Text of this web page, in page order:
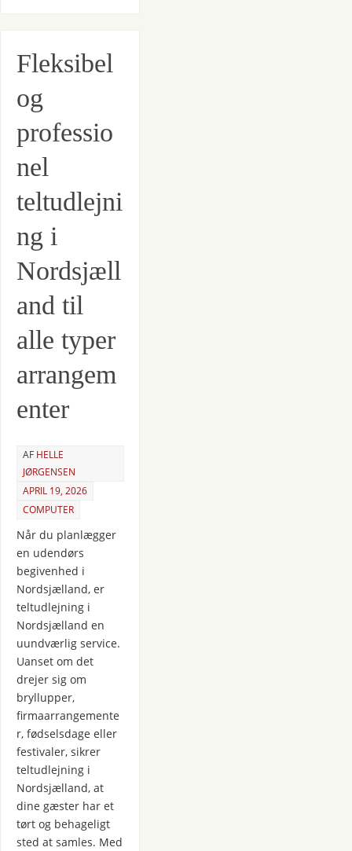
Fleksibel
og
professio
nel
teltudlejni
ng i
Nordsjæll
and til
alle typer
arrangem
enter
AF HELLE
JØRGENSEN
APRIL 19, 2026
COMPUTER
Når du planlægger
en udendørs
begivenhed i
Nordsjælland, er
teltudlejning i
Nordsjælland en
uundværlig service.
Uanset om det
drejer sig om
bryllupper,
firmaarrangemente
r, fødselsdage eller
festivaler, sikrer
teltudlejning i
Nordsjælland, at
dine gæster har et
tørt og behageligt
sted at samles. Med